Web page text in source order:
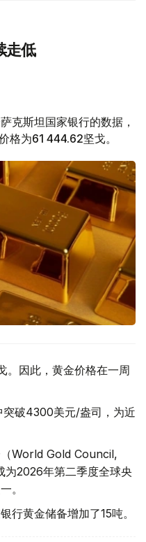
走低
克斯坦国家银行的数据，
为61 444.62坚戈。
。因此，黄金价格在一周
破4300美元/盎司，为近
（World Gold Council,
为2026年第二季度全球央
。
行黄金储备增加了15吨。